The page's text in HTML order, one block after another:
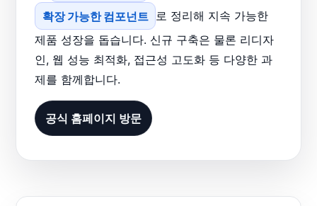
확장 가능한 컴포넌트 로 정리해 지속 가능한
제품 성장을 돕습니다. 신규 구축은 물론 리디자
인, 웹 성능 최적화, 접근성 고도화 등 다양한 과
제를 함께합니다.
공식 홈페이지 방문